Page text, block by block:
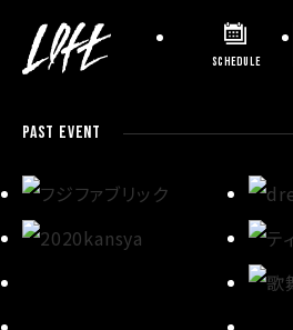
SCHEDULE
PAST EVENT